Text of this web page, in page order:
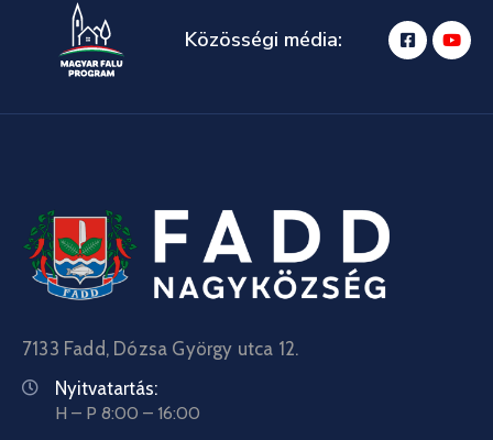
Közösségi média:
7133 Fadd, Dózsa György utca 12.
Nyitvatartás:
H – P 8:00 – 16:00